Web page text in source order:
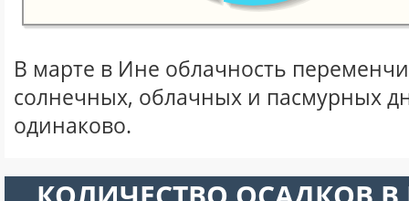
В марте в Ине облачность
солнечных, облачных и пасмурных
одинаково.